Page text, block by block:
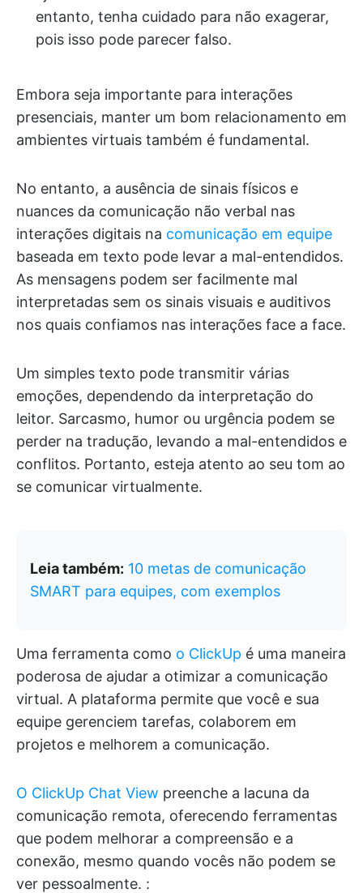
entanto, tenha cuidado para não exagerar,
pois isso pode parecer falso.
Embora seja importante para interações
presenciais, manter um bom relacionamento em
ambientes virtuais também é fundamental.
No entanto, a ausência de sinais físicos e
nuances da comunicação não verbal nas
interações digitais na comunicação em equipe
baseada em texto pode levar a mal-entendidos.
As mensagens podem ser facilmente mal
interpretadas sem os sinais visuais e auditivos
nos quais confiamos nas interações face a face.
Um simples texto pode transmitir várias
emoções, dependendo da interpretação do
leitor. Sarcasmo, humor ou urgência podem se
perder na tradução, levando a mal-entendidos e
conflitos. Portanto, esteja atento ao seu tom ao
se comunicar virtualmente.
Leia também: 10 metas de comunicação
SMART para equipes, com exemplos
Uma ferramenta como o ClickUp é uma maneira
poderosa de ajudar a otimizar a comunicação
virtual. A plataforma permite que você e sua
equipe gerenciem tarefas, colaborem em
projetos e melhorem a comunicação.
O ClickUp Chat View preenche a lacuna da
comunicação remota, oferecendo ferramentas
que podem melhorar a compreensão e a
conexão, mesmo quando vocês não podem se
ver pessoalmente. :